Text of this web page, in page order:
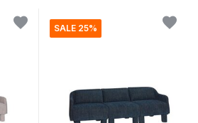
SALE 25%